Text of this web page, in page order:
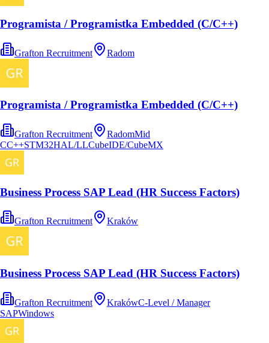
Programista / Programistka Embedded (C/C++)
Grafton Recruitment Radom
Programista / Programistka Embedded (C/C++)
Grafton Recruitment RadomMid
CC++STM32HAL/LLCubeIDE/CubeMX
Business Process SAP Lead (HR Success Factors)
Grafton Recruitment Kraków
Business Process SAP Lead (HR Success Factors)
Grafton Recruitment KrakówC-Level / Manager
SAPWindows